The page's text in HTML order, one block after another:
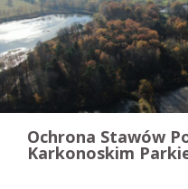
Ochrona Stawów
Karkonoskim